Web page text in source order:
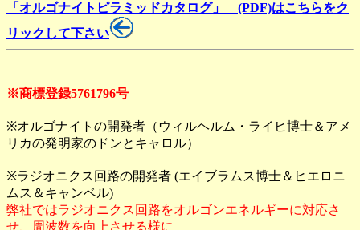
「オルゴナイトピラミッドカタログ」 (PDF)はこちらをク
リックして下さい
※商標登録5761796号
※オルゴナイトの開発者（ウィルヘルム・ライヒ博士＆アメ
リカの発明家のドンとキャロル）
※ラジオニクス回路の開発者 (エイブラムス博士＆ヒエロニ
ムス＆キャンベル)
弊社ではラジオニクス回路をオルゴンエネルギーに対応さ
せ、周波数を向上させる様に